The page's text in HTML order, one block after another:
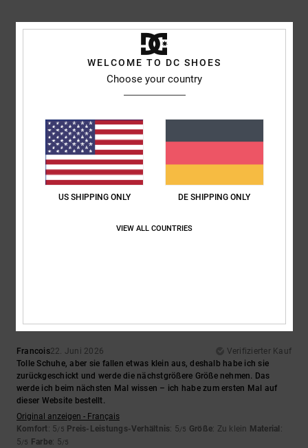
Kathrin3. Juli 2026
Verifizierter Kauf
Nach dem ersten Test im Skatepark keine Probleme
Preis-Leistungs-Verhältnis
5 /5
29. Juni 2026
Francois22. Juni 2026
Verifizierter Kauf
Tolle Schuhe, aber sie fallen etwas klein aus, deshalb habe ich sie
zurückgeschickt und werde die nächstgrößere Größe nehmen. Das
werde ich beim nächsten Mal wissen – ich habe zum ersten Mal auf
dieser Website bestellt.
Original anzeigen - Français
Komfort: 5/5 Preis-Leistungs-Verhältnis: 5/5 Größe: Zu klein Material :
5/5 Farbe: 5/5
WELCOME TO DC SHOES
Choose your country
US SHIPPING ONLY DE SHIPPING ONLY
VIEW ALL COUNTRIES